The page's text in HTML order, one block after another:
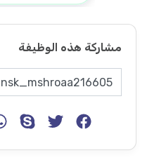
مشاركة هذه الوظيفة